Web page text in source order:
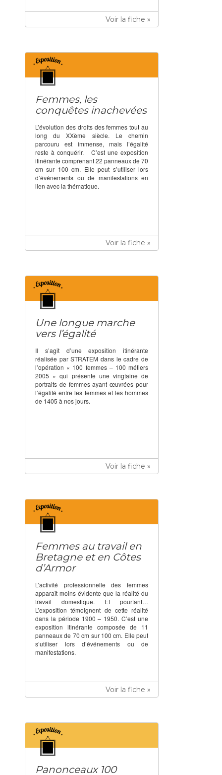
Voir la fiche »
Femmes, les
conquêtes inachevées
L’évolution des droits des femmes tout au
long du XXème siècle. Le chemin
parcouru est immense, mais l’égalité
reste à conquérir. C’est une exposition
itinérante comprenant 22 panneaux de 70
cm sur 100 cm. Elle peut s’utiliser lors
d’événements ou de manifestations en
lien avec la thématique.
Voir la fiche »
Une longue marche
vers l’égalité
Il s’agit d’une exposition itinérante
réalisée par STRATEM dans le cadre de
l’opération « 100 femmes – 100 métiers
2005 » qui présente une vingtaine de
portraits de femmes ayant œuvrées pour
l’égalité entre les femmes et les hommes
de 1405 à nos jours.
Voir la fiche »
Femmes au travail en
Bretagne et en Côtes
d’Armor
L’activité professionnelle des femmes
apparaît moins évidente que la réalité du
travail domestique. Et pourtant…
L’exposition témoignent de cette réalité
dans la période 1900 – 1950. C’est une
exposition itinérante composée de 11
panneaux de 70 cm sur 100 cm. Elle peut
s’utiliser lors d’événements ou de
manifestations.
Voir la fiche »
Panonceaux 100